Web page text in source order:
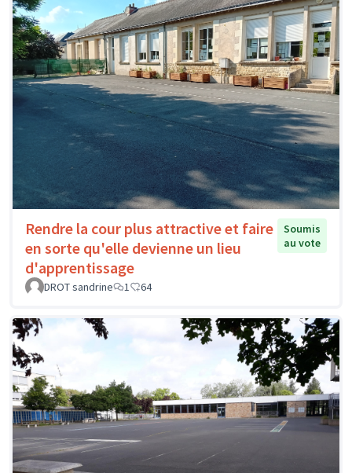
Rendre la cour plus attractive et faire
en sorte qu'elle devienne un lieu
d'apprentissage
Soumis
au vote
DROT sandrine 1 64